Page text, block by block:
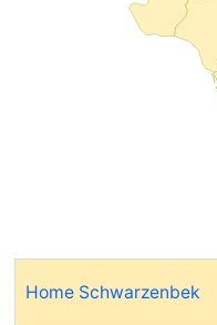
Home Schwarzenbek